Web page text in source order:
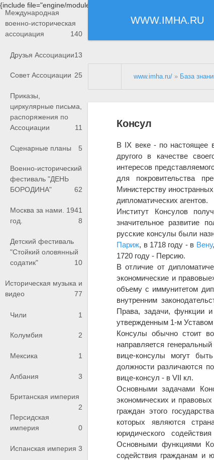
{include file="engine/modules/saperu/head.php"}
WWW.IMHA.RU
Международная
военно-историческая
ассоциация
140
Друзья Ассоциации13
Совет Ассоциации 25
Приказы,
циркулярные письма,
распоряжения по
Ассоциации
11
Сценарные планы 5
Военно-исторический
фестиваль "ДЕНЬ
БОРОДИНА"
62
Москва за нами. 1941
год.
8
Детский фестиваль
"Стойкий оловянный
содатик"
10
Историческая музыка и
видео
77
Чили 1
Колумбия 2
Мексика 1
Албания 3
Британская империя
2
Персидская
империя
0
Испанская империя 3
www.imha.ru/ » База
Консул
В IX веке - по настоящее
другого в качестве
интересов
для покровительства
Министерству
дипломатических агентов.
Институт Консулов
значительное развитие
русские консулы были
Париж, в 1718 году - в Вену
1720 году - Персию.
В отличие от
экономические и
объему с иммунитетом
внутренним
Права, задачи, функции
утвержденным 1-м Уставом
Консулы обычно стоит
направляется
вице-консулы могут
должности различаются
вице-консул - в VII кл.
Основными задачами
экономических и
граждан этого
которых являются
юридического
Основными функциями
содействия гражданам и